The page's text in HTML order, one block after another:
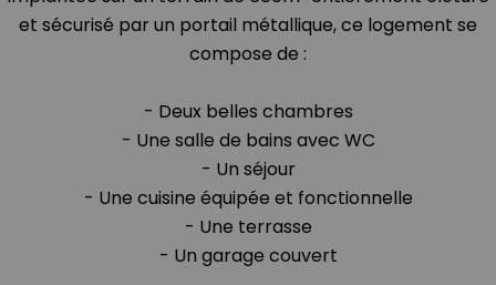
et sécurisé par un portail métallique, ce logement se
compose de :
- Deux belles chambres
- Une salle de bains avec WC
- Un séjour
- Une cuisine équipée et fonctionnelle
- Une terrasse
- Un garage couvert